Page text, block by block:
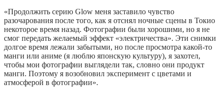
«Продолжить серию Glow меня заставило чувство
разочарования после того, как я отснял ночные сцены в Токио
некоторое время назад. Фотографии были хорошими, но я не
смог передать желаемый эффект «электричества». Эти снимки
долгое время лежали забытыми, но после просмотра какой-то
манги или аниме (я люблю японскую культуру), я захотел,
чтобы мои фотографии выглядели так, словно они продукт
манги. Поэтому я возобновил эксперимент с цветами и
атмосферой в фотографии».